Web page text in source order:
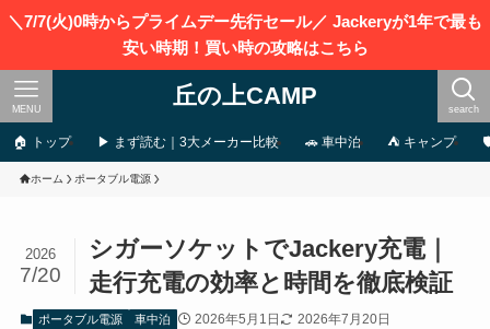
＼7/7(火)0時からプライムデー先行セール／ Jackeryが1年で最も
安い時期！買い時の攻略はこちら
丘の上CAMP search
MENU
🏠 トップ ▶ まず読む｜3大メーカー比較 🚗 車中泊 ⛺ キャンプ
ホーム ポータブル電源
シガーソケットでJackery充電｜
走行充電の効率と時間を徹底検証
2026
7/20
ポータブル電源 車中泊 2026年5月1日 2026年7月20日